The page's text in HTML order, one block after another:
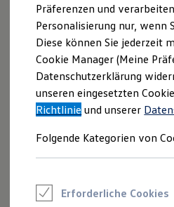
Familienautos
Kombis
Kompaktwagen
Sportwagen
Schnell verfügbare Fahrzeuge
Angebote und Produkte
Aktuelle Angebote
E-Auto-Förderung
Volkswagen Marktplatz
Junge
Saisonangebote
Präferenzen und
Personalisierung nur, wenn
Diese können Sie jederzeit
Cookie Manager (Meine
Datenschutzerklärung
unseren eingesetzten
Richtlinie und unserer
Folgende Kategorien von
Erforderliche Cookies